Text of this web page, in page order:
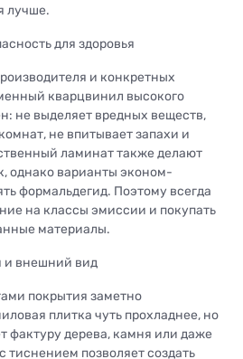
лучше.
для здоровья
и конкретных
кварцвинил высокого
не выделяет вредных веществ,
не впитывает запахи и
ламинат также делают
однако варианты эконом-
формальдегид. Поэтому всегда
на классы эмиссии и покупать
материалы.
и внешний вид
покрытия заметно
плитка чуть прохладнее, но
фактуру дерева, камня или даже
тиснением позволяет создать